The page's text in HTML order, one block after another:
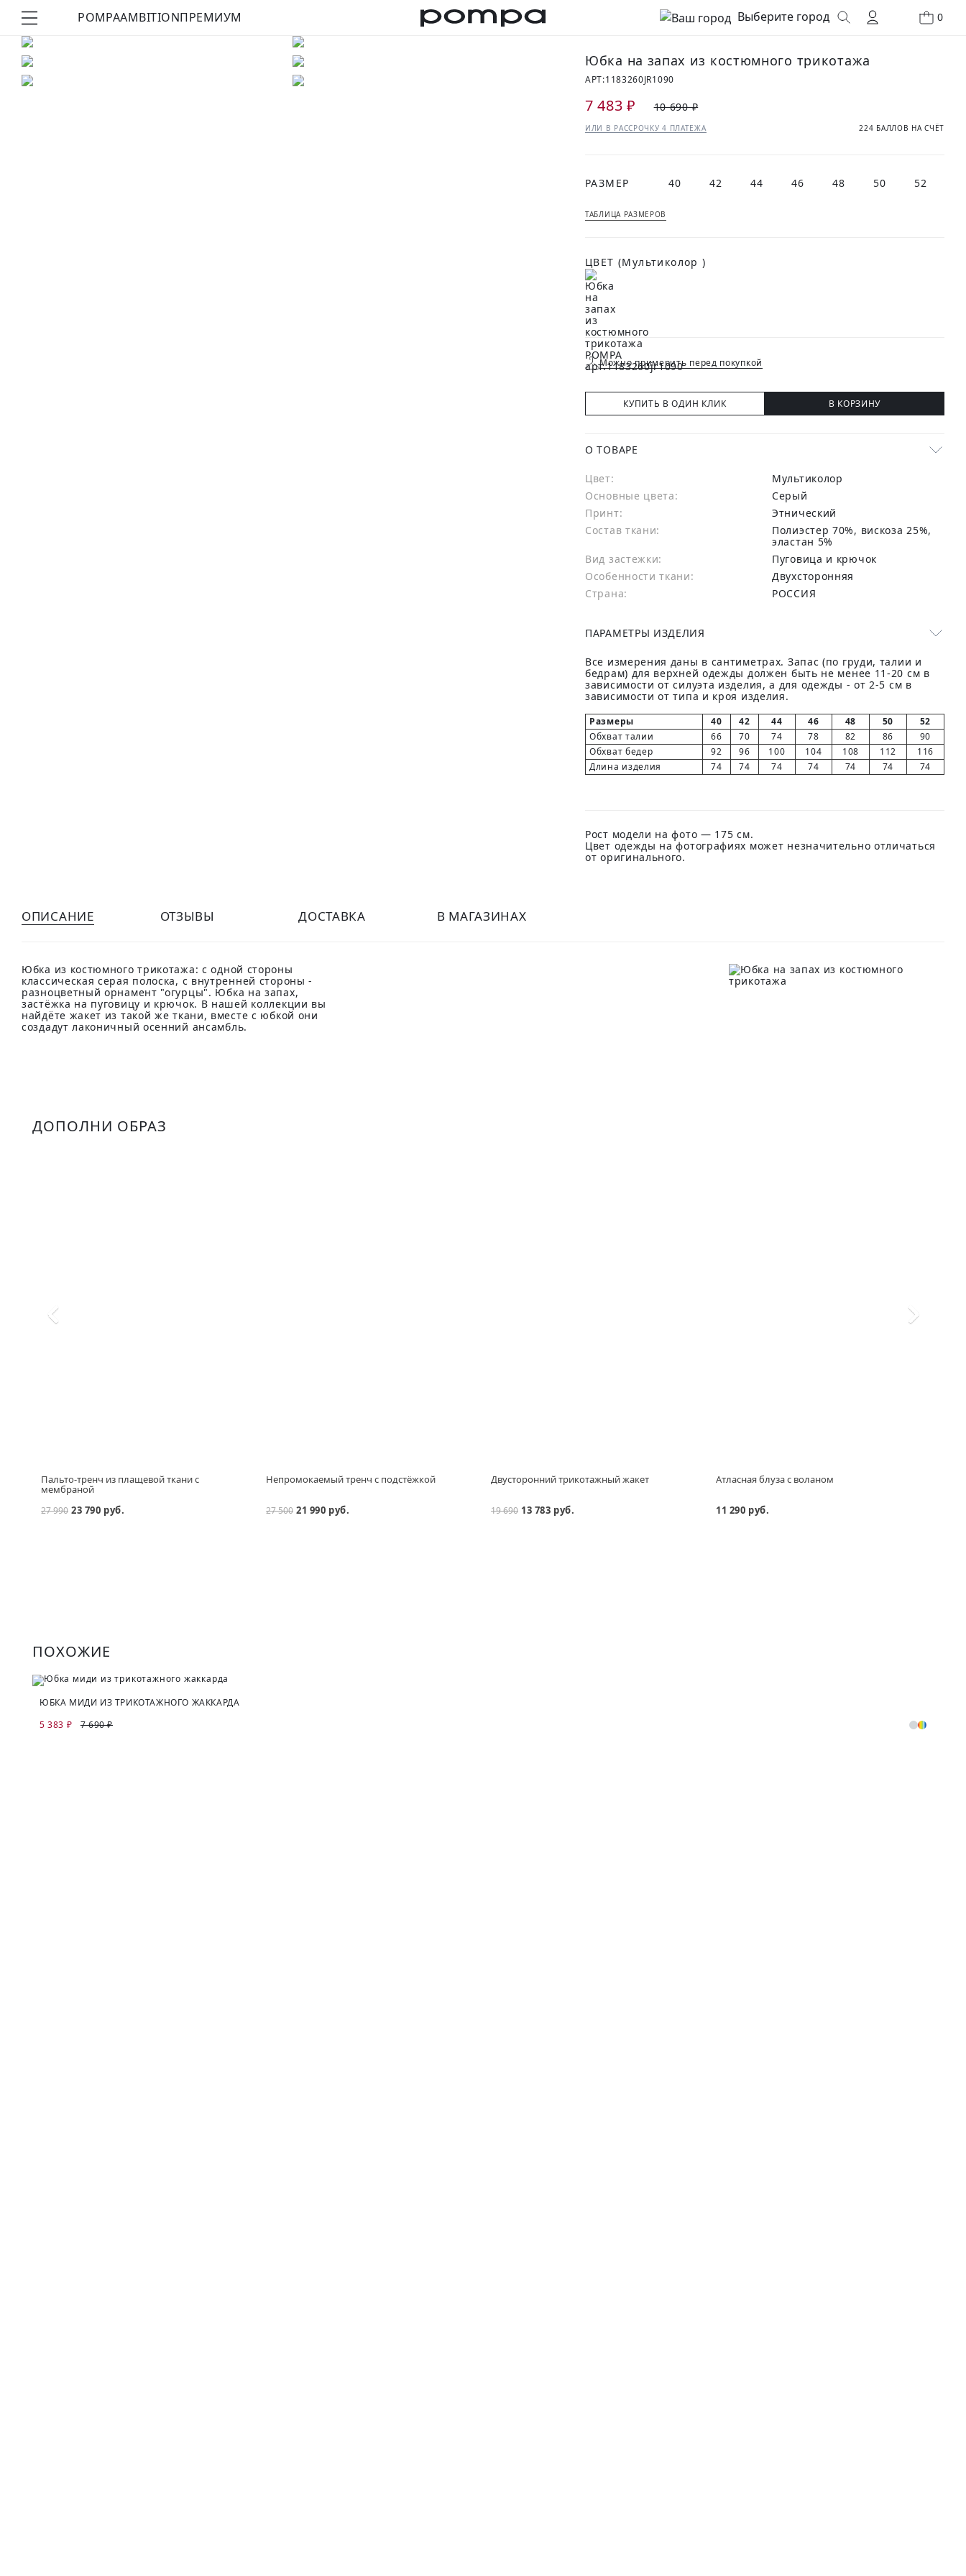
POMPAAMBITIONПРЕМИУМ Выберите город 0
Юбка на запах из костюмного трикотажа
АРТ:1183260JR1090
7 483 ₽ 10 690 ₽
ИЛИ В РАССРОЧКУ 4 ПЛАТЕЖА 224 БАЛЛОВ НА СЧЁТ
РАЗМЕР 40 42 44 46 48 50 52
ТАБЛИЦА РАЗМЕРОВ
ЦВЕТ (Мультиколор )
Можно примерить перед покупкой
КУПИТЬ В ОДИН КЛИК В КОРЗИНУ
О ТОВАРЕ
Цвет:
Мультиколор
Основные цвета:
серый
Принт:
Этнический
Состав ткани:
полиэстер 70%, вискоза 25%,
эластан 5%
Вид застежки:
Пуговица и крючок
Особенности ткани:
Двухсторонняя
Страна:
РОССИЯ
ПАРАМЕТРЫ ИЗДЕЛИЯ
Все измерения даны в сантиметрах. Запас (по груди, талии и
бедрам) для верхней одежды должен быть не менее 11-20 см в
зависимости от силуэта изделия, а для одежды - от 2-5 см в
зависимости от типа и кроя изделия.
Размеры 40 42 44 46 48 50
52
Обхват талии
66 70 74 78 82 86
90
Обхват бедер
92 96 100 104 108 112
116
Длина изделия
74 74 74 74 74 74 74
Рост модели на фото — 175 см.
Цвет одежды на фотографиях может незначительно отличаться
от оригинального.
ОПИСАНИЕ ОТЗЫВЫ ДОСТАВКА В МАГАЗИНАХ
Юбка из костюмного трикотажа: с одной стороны
классическая серая полоска, с внутренней стороны -
разноцветный орнамент "огурцы". Юбка на запах,
застёжка на пуговицу и крючок. В нашей коллекции вы
найдёте жакет из такой же ткани, вместе с юбкой они
создадут лаконичный осенний ансамбль.
ДОПОЛНИ ОБРАЗ
Пальто-тренч из плащевой ткани с
мембраной
27 990 23 790 руб.
Непромокаемый тренч с подстёжкой
27 500 21 990 руб.
Двусторонний трикотажный жакет
19 690 13 783 руб.
Атласная блуза с воланом
11 290 руб.
ПОХОЖИЕ
ЮБКА МИДИ ИЗ ТРИКОТАЖНОГО ЖАККАРДА
5 383 ₽
7 690 ₽